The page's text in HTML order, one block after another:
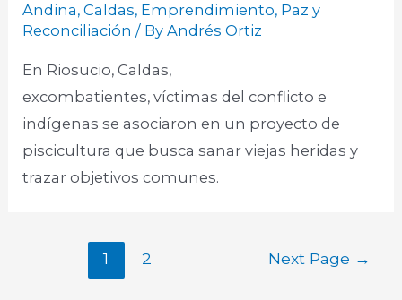
Andina,Caldas, Emprendimiento, Paz y
Reconciliación / ByAndrés Ortiz
En Riosucio, Caldas,
excombatientes, víctimas del conflicto e
indígenas se asociaron en un proyecto de
piscicultura que busca sanar viejas heridas y
trazar objetivos comunes.
1 2 Next Page →